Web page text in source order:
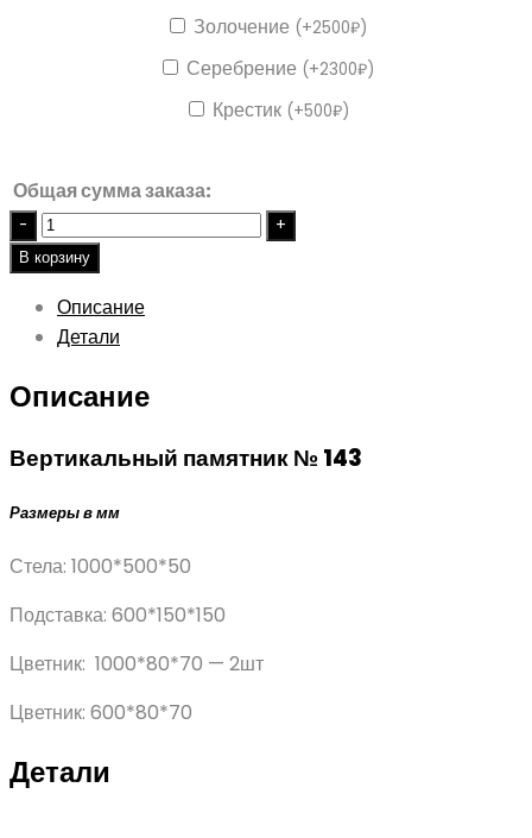
Золочение (+2500₽)
Серебрение (+2300₽)
Крестик (+500₽)
Общая сумма заказа:
Quantity
В корзину
Описание
Детали
Описание
Вертикальный памятник № 143
Размеры в мм
Стела: 1000*500*50
Подставка: 600*150*150
Цветник: 1000*80*70 — 2шт
Цветник: 600*80*70
Детали